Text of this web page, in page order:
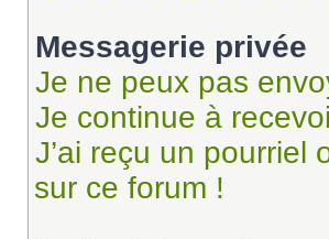
Messagerie privée
Je ne peux pas
Je continue à
J’ai reçu un pourriel
sur ce forum !